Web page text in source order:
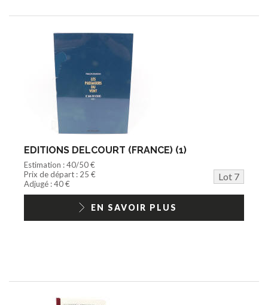
EDITIONS DELCOURT (FRANCE) (1)
Estimation : 40/50 €
Prix de départ : 25 €
Lot 7
Adjugé : 40 €
EN SAVOIR PLUS